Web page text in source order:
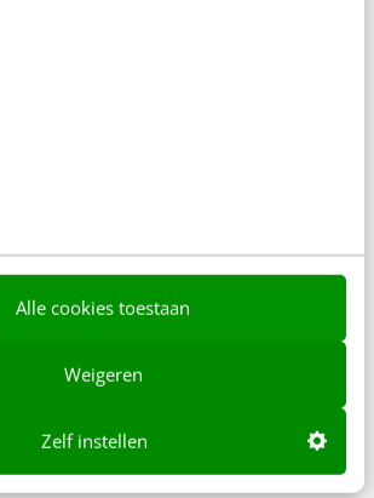
Alle cookies toestaan
Weigeren
Zelf instellen
gaat draaien, vindt ook CC
kunt de prachtigste content
gaan er alleen op
het alleen delen als ze je
vinden.” Moeten we dan maar
met onze klanten en fans?